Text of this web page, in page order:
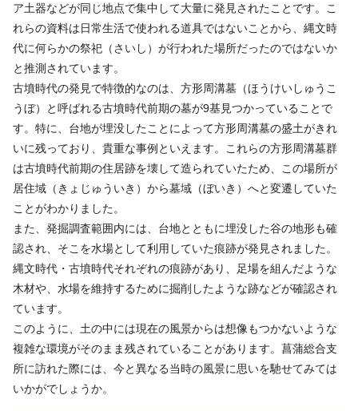
ア土器などが同じ地点で集中して大量に発見されたことです。こ
れらの資料は日常生活で使われる道具ではないことから、縄文時
代に何らかの祭祀（さいし）が行われた場所だったのではないか
と推測されています。
古墳時代の発見で特徴的なのは、方形周溝墓（ほうけいしゅうこ
うぼ）と呼ばれる古墳時代前期の墓が9基見つかっていることで
す。特に、台地が埋没したことによって方形周溝墓の盛土がきれ
いに残っており、貴重な事例といえます。これらの方形周溝墓群
は古墳時代前期の住居跡を壊して造られていたため、この場所が
居住域（きょじゅういき）から墓域（ぼいき）へと変遷していた
ことがわかりました。
また、発掘調査範囲内には、台地とともに埋没した谷の地形も確
認され、そこを水場として利用していた痕跡が発見されました。
縄文時代・古墳時代それぞれの痕跡があり、足場を組んだような
木材や、水場を維持するために掘削したような跡などが確認され
ています。
このように、土の中には現在の風景からは想像もつかないような
複雑な環境がそのまま残されていることがあります。菖蒲総合支
所に訪れた際には、今と異なる当時の風景に思いを馳せてみては
いかがでしょうか。